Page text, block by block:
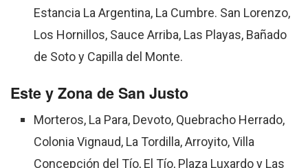
Estancia La Argentina, La Cumbre. San Lorenzo,
Los Hornillos, Sauce Arriba, Las Playas, Bañado
de Soto y Capilla del Monte.
Este y Zona de San Justo
Morteros, La Para, Devoto, Quebracho Herrado,
Colonia Vignaud, La Tordilla, Arroyito, Villa
Concepción del Tío, El Tío, Plaza Luxardo y Las